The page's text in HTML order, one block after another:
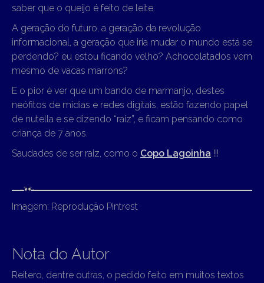
saber que o queijo é feito de leite.
A geração do futuro, a geração da revolução
informacional, a geração que iria mudar o mundo está se
perdendo? eu estou ficando velho? Achocolatados vem
mesmo de vacas marrons?
E o pior é ver que um bando de marmanjo, destes
neófitos de mídias e redes digitais, estão fazendo papel
de nutella e se dizendo “raiz”, e ficam pensando como
criança de 7 anos.
Saudades de ser raiz, como o Copo Lagoinha !!!
Imagem: Reprodução Pintrest
Nota do Autor
Reitero, dentre outras, o pedido feito em muitos textos